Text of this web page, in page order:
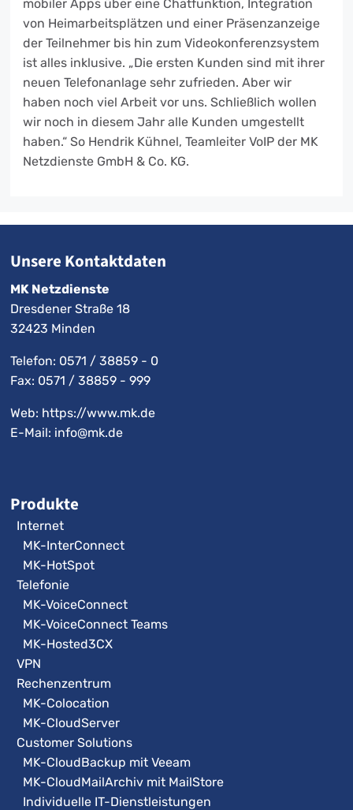
mobiler Apps über eine Chatfunktion, Integration
von Heimarbeitsplätzen und einer Präsenzanzeige
der Teilnehmer bis hin zum Videokonferenzsystem
ist alles inklusive. „Die ersten Kunden sind mit ihrer
neuen Telefonanlage sehr zufrieden. Aber wir
haben noch viel Arbeit vor uns. Schließlich wollen
wir noch in diesem Jahr alle Kunden umgestellt
haben.“ So Hendrik Kühnel, Teamleiter VoIP der MK
Netzdienste GmbH & Co. KG.
Unsere Kontaktdaten
MK Netzdienste
Dresdener Straße 18
32423 Minden
Telefon: 0571 / 38859 - 0
Fax: 0571 / 38859 - 999
Web: https://www.mk.de
E-Mail: info@mk.de
Produkte
Internet
MK-InterConnect
MK-HotSpot
Telefonie
MK-VoiceConnect
MK-VoiceConnect Teams
MK-Hosted3CX
VPN
Rechenzentrum
MK-Colocation
MK-CloudServer
Customer Solutions
MK-CloudBackup mit Veeam
MK-CloudMailArchiv mit MailStore
Individuelle IT-Dienstleistungen